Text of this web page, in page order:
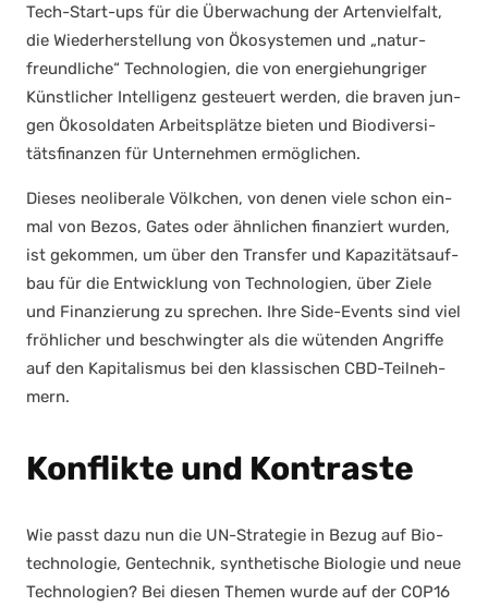
Tech-Start-ups für die Über­wa­chung der Arten­viel­falt,
die Wie­der­her­stel­lung von Öko­sys­te­men und „natur­
freund­li­che“ Tech­no­lo­gien, die von ener­gie­hung­ri­ger
Künst­li­cher Intel­li­genz gesteu­ert wer­den, die bra­ven jun­
gen Öko­sol­da­ten Arbeits­plät­ze bie­ten und Bio­di­ver­si­
täts­fi­nan­zen für Unter­neh­men ermög­li­chen.
Die­ses neo­li­be­ra­le Völk­chen, von denen vie­le schon ein­
mal von Bezos, Gates oder ähn­li­chen finan­ziert wur­den,
ist gekom­men, um über den Trans­fer und Kapa­zi­täts­auf­
bau für die Ent­wick­lung von Tech­no­lo­gien, über Zie­le
und Finan­zie­rung zu spre­chen. Ihre Side-Events sind viel
fröh­li­cher und beschwing­ter als die wüten­den Angrif­fe
auf den Kapi­ta­lis­mus bei den klas­si­schen CBD-Teil­neh­
mern.
Konflikte und Kontraste
Wie passt dazu nun die UN-Stra­te­gie in Bezug auf Bio­
tech­no­lo­gie, Gen­tech­nik, syn­the­ti­sche Bio­lo­gie und neue
Tech­no­lo­gien? Bei die­sen The­men wur­de auf der COP16